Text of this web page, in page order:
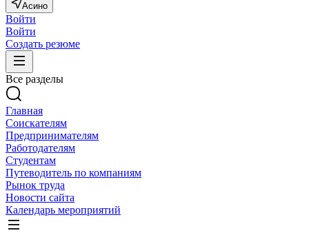
Асино
Войти
Войти
Создать резюме
Все разделы
Главная
Соискателям
Предпринимателям
Работодателям
Студентам
Путеводитель по компаниям
Рынок труда
Новости сайта
Календарь мероприятий